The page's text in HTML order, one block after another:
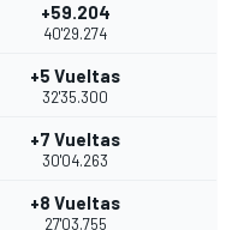
+59.204
40'29.274
+5 Vueltas
32'35.300
+7 Vueltas
30'04.263
+8 Vueltas
27'03.755